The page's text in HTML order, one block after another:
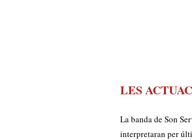
LES
La banda de Son
interpretaran per